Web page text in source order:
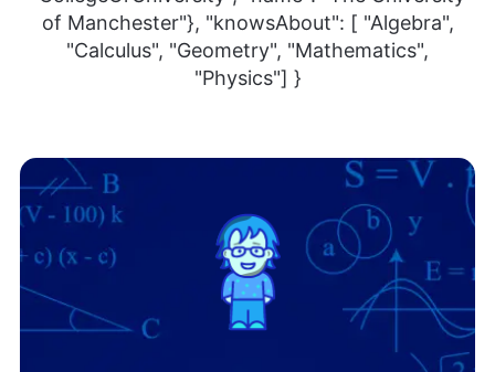
of Manchester"}, "knowsAbout": [ "Algebra",
"Calculus", "Geometry", "Mathematics",
"Physics"] }